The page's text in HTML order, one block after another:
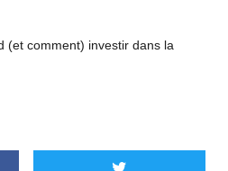
(et comment) investir dans la